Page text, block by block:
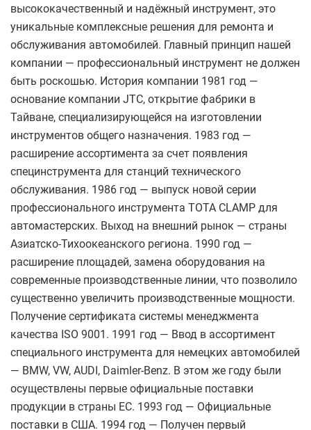
высококачественный и надёжный инструмент, это
уникальные комплексные решения для ремонта и
обслуживания автомобилей. Главный принцип нашей
компании — профессиональный инструмент не должен
быть роскошью. История компании 1981 год —
основание компании JTC, открытие фабрики в
Тайване, специализирующейся на изготовлении
инструментов общего назначения. 1983 год —
расширение ассортимента за счет появления
специнструмента для станций технического
обслуживания. 1986 год — выпуск новой серии
профессионального инструмента TOTA CLAMP для
автомастерских. Выход на внешний рынок — страны
Азиатско-Тихоокеанского региона. 1990 год —
расширение площадей, замена оборудования на
современные производственные линии, что позволило
существенно увеличить производственные мощности.
Получение сертификата системы менеджмента
качества ISO 9001. 1991 год — Ввод в ассортимент
специального инструмента для немецких автомобилей
— BMW, VW, AUDI, Daimler-Benz. В этом же году были
осуществлены первые официальные поставки
продукции в страны ЕС. 1993 год — Официальные
поставки в США. 1994 год — Получен первый